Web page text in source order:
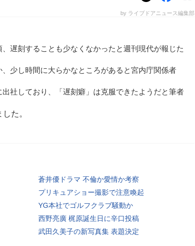
by ライブドアニュース編集部
遅刻することも少なくなかったと週刊現代が報じた
少し時間に大らかなところがあると宮内庁関係者
社しており、「遅刻癖」は克服できたようだと筆者
た。
蒼井優ドラマ 不倫か愛情か考察
プリキュアショー撮影で注意喚起
YG本社でゴルフクラブ騒動か
西野亮廣 梶原誕生日に辛口投稿
武田久美子の新写真集 表題決定